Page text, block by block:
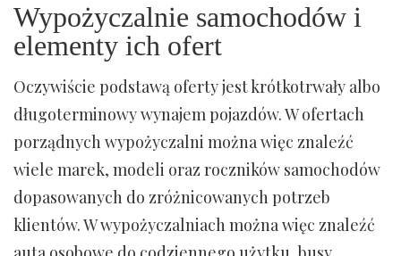
Wypożyczalnie samochodów i
elementy ich ofert
Oczywiście podstawą oferty jest krótkotrwały albo
długoterminowy wynajem pojazdów. W ofertach
porządnych wypożyczalni można więc znaleźć
wiele marek, modeli oraz roczników samochodów
dopasowanych do zróżnicowanych potrzeb
klientów. W wypożyczalniach można więc znaleźć